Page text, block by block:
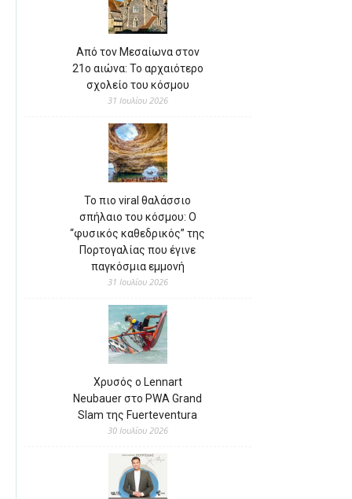
Από τον Μεσαίωνα στον
21ο αιώνα: Το αρχαιότερο
σχολείο του κόσμου
31 Ιουλίου 2026
Το πιο viral θαλάσσιο
σπήλαιο του κόσμου: Ο
“φυσικός καθεδρικός” της
Πορτογαλίας που έγινε
παγκόσμια εμμονή
31 Ιουλίου 2026
Χρυσός ο Lennart
Neubauer στο PWA Grand
Slam της Fuerteventura
30 Ιουλίου 2026